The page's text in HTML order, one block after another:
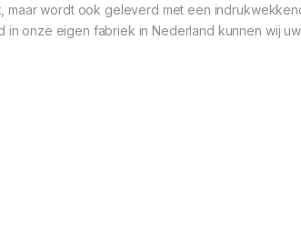
wordt ook geleverd met een
onze eigen fabriek in Nederland kunnen wij